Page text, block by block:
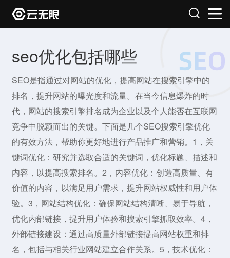
seo优化包括哪些
SEO是指通过对网站的优化，提高网站在搜索引擎中的
排名，提升网站的曝光度和流量。在当今信息爆炸的时
代，网站的搜索引擎排名成为企业以及个人能否在互联网
竞争中脱颖而出的关键。下面是几个SEO搜索引擎优化
的有效方法，帮助你更好地进行产品推广和营销。1，关
键词优化：研究并选取合适的关键词，优化标题、描述和
内容，以提高搜索排名。2，内容优化：创造高质量、有
价值的内容，以满足用户需求，提升网站权威性和用户体
验。3，网站结构优化：确保网站结构清晰、易于导航，
优化内部链接，提升用户体验和搜索引擎抓取效率。4，
外部链接建设：通过高质量外部链接提高网站权重和排
名，包括与相关行业网站建立合作关系。5，技术优化：